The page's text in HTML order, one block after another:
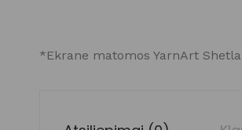
*Ekrane matomos YarnArt